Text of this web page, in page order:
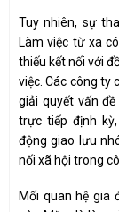
Tuy nhiên, sự
Làm việc từ xa
thiếu kết nối với
việc. Các công ty
giải quyết vấn
trực tiếp định
động giao lưu
nối xã hội trong
Mối quan hệ gia